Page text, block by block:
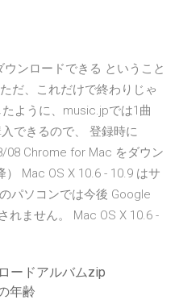
ンロードできる ということ
だ、これだけで終わりじゃ
ように、music.jpでは1曲
できるので、 登録時に
08 Chrome for Mac をダウン
） Mac OS X 10.6 - 10.9 はサ
パソコンでは今後 Google
れません。 Mac OS X 10.6 -
ードアルバムzip
年齢